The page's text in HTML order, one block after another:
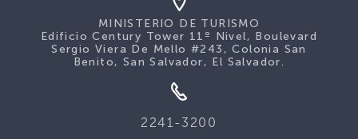
MINISTERIO DE TURISMO
Edificio Century Tower 11º Nivel, Boulevard
Sergio Viera De Mello #243, Colonia San
Benito, San Salvador, El Salvador.
2241-3200